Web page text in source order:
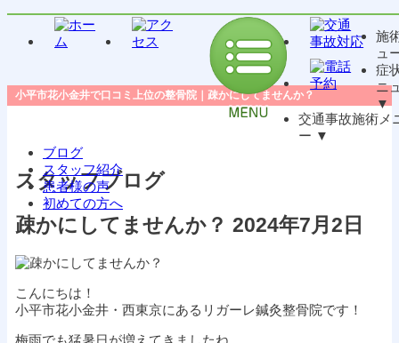
施
ュ
症
ニ
▼
交通事故施術メ
ー ▼
ブログ
スタッフ紹介
患者様の声
初めての方へ
小平市花小金井で口コミ上位の整骨院｜疎かにしてませんか？
スタッフブログ
疎かにしてませんか？ 2024年7月2日
こんにちは！
小平市花小金井・西東京にあるリガーレ鍼灸整骨院です！